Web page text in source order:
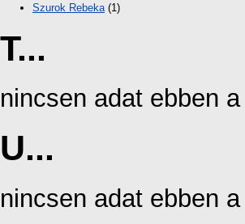
Szurok Rebeka(1)
T...
nincsen adat ebben
U...
nincsen adat ebben